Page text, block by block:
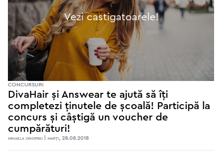
Vezi castigatoarele!
CONCURSURI
DivaHair și Answear te ajută să îți
completezi ținutele de școală! Participă la
concurs și câștigă un voucher de
cumpărături!
mihaela onofrei | marţi, 28.08.2018